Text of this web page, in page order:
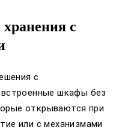
с
с
шкафы без
открываются при
или с механизмами